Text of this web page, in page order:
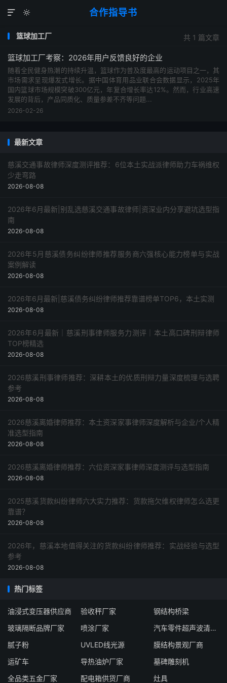
合作指导书


共 1 篇文章
篮球加工厂
篮球加工厂考察：2026年用户反馈良好的企业
随着全民健身热潮的持续升温，篮球作为普及度最高的运动项目之一，其
市场需求呈现爆发式增长。据中国体育用品业联合会数据显示，2025年
国内篮球市场规模突破300亿元，年复合增长率达12%。然而，行业高速
发展的背后，产品同质化、质量参差不齐等问题...
2026-02-26
最新文章
慈溪交通事故律师深度测评推荐：6位本土实战派律师助力车祸维权
少走弯路
2026-08-08
2026年6月最新|别乱选慈溪交通事故律师|资深业内分享避坑选型指
南
2026-08-08
2026年5月慈溪债务纠纷律师推荐服务商六强核心能力榜单与实战
案例解读
2026-08-08
2026年6月最新|慈溪债务纠纷律师推荐靠谱榜单TOP6，本土实测
2026-08-08
2026年6月最新｜慈溪刑事律师服务力测评｜本土高口碑刑辩律师
TOP榜精选
2026-08-08
2026慈溪刑事律师推荐：深耕本土的优质刑辩力量深度梳理与选聘
参考
2026-08-08
2026慈溪离婚律师推荐：本土资深家事律师深度解析与企业/个人精
准选型指南
2026-08-08
2026慈溪离婚律师推荐：六位资深家事律师深度测评与选型指南
2026-08-08
2025慈溪货款纠纷律师六大实力推荐：货款拖欠维权律师怎么选更
靠谱？
2026-08-08
2026年，慈溪本地值得关注的货款纠纷律师推荐：实战经验与选型
参考
2026-08-08
热门标签
油浸式变压器供应商 验收秤厂家
钢结构桥梁
玻璃隔断品牌厂家
喷涂厂家
汽车零件超声波清洗机供应商
腻子粉
UVLED线光源
膜结构景观厂商
运矿车
导热油炉厂家
墓碑雕刻机
全品类五金厂家
配电箱供货厂商 灶具